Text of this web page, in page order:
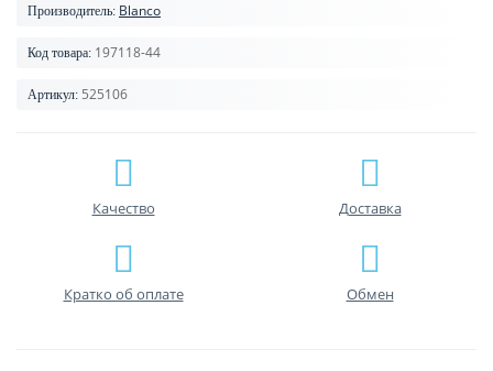
Производитель: Blanco
Код товара: 197118-44
Артикул: 525106
Качество Доставка
Кратко об оплате Обмен